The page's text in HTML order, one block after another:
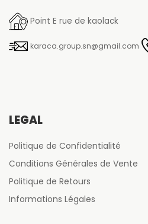
Point E rue de kaolack
karaca.group.sn@gmail.com
LÉGAL
Politique de Confidentialité
Conditions Générales de Vente
Politique de Retours
Informations Légales